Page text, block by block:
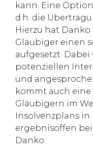
kann. Eine
d.h. die
Hierzu hat
Gläubiger einen
aufgesetzt.
potenziellen
und
kommt auch
Gläubigern im
Insolvenzplans in
ergebnisoffen
Danko.